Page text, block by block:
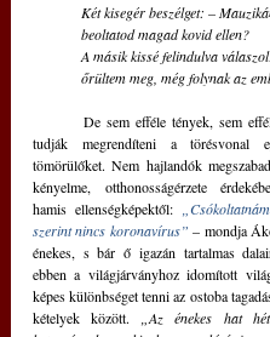
Két kisegér beszélget: –
beoltatod magad kovid ellen?
A másik kissé felindulva
őrültem meg, még folynak az
tudják megrendíteni a törésvonal
tömörülőket. Nem hajlandók
kényelme, otthonosságérzete
hamis ellenségképektől:
szerint nincs koronavírus” – mondja
énekes, s bár ő igazán tartalmas
ebben a világjárványhoz idomított
képes különbséget tenni az ostoba
kételyek között.
„Az énekes hat